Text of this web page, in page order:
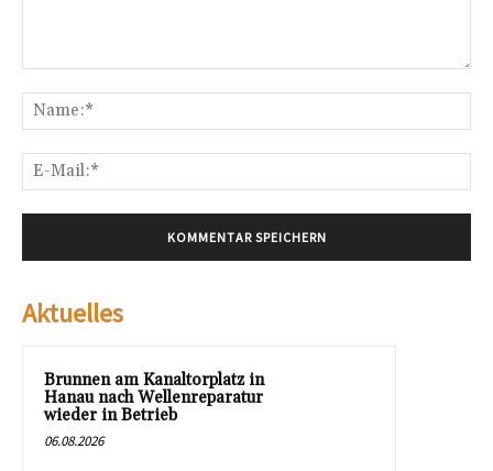
Aktuelles
Brunnen am Kanaltorplatz in
Hanau nach Wellenreparatur
wieder in Betrieb
06.08.2026